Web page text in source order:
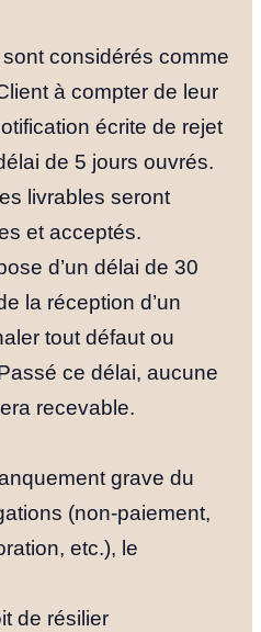
considérés comme
à compter de leur
écrite de rejet
de 5 jours ouvrés.
livrables seront
et acceptés.
d’un délai de 30
la réception d’un
tout défaut ou
ce délai, aucune
recevable.
grave du
(non-paiement,
etc.), le
de résilier